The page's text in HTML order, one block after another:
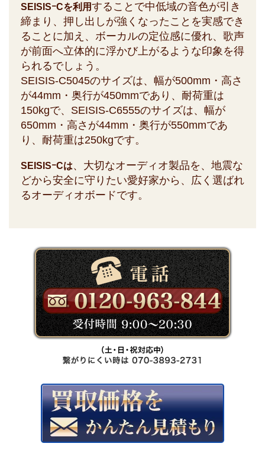
SEISISｰCを利用することで中低域の音色が引き
締まり、押し出しが強くなったことを実感でき
ることに加え、ボーカルの定位感に優れ、歌声
が前面へ立体的に浮かび上がるような印象を得
られるでしょう。
SEISIS-C5045のサイズは、幅が500mm・高さ
が44mm・奥行が450mmであり、耐荷重は
150kgで、SEISIS-C6555のサイズは、幅が
650mm・高さが44mm・奥行が550mmであ
り、耐荷重は250kgです。
SEISISｰCは、大切なオーディオ製品を、地震な
どから安全に守りたい愛好家から、広く選ばれ
るオーディオボードです。